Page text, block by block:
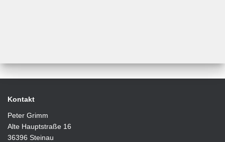
Kontakt
Peter Grimm
Alte Hauptstraße 16
36396 Steinau